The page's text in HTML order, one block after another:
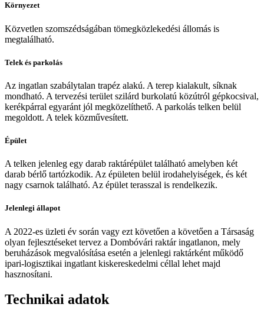
Környezet
Közvetlen szomszédságában tömegközlekedési állomás is
megtalálható.
Telek és parkolás
Az ingatlan szabálytalan trapéz alakú. A terep kialakult, síknak
mondható. A tervezési terület szilárd burkolatú közútról gépkocsival,
kerékpárral egyaránt jól megközelíthető. A parkolás telken belül
megoldott. A telek közművesített.
Épület
A telken jelenleg egy darab raktárépület található amelyben két
darab bérlő tartózkodik. Az épületen belül irodahelyiségek, és két
nagy csarnok található. Az épület terasszal is rendelkezik.
Jelenlegi állapot
A 2022-es üzleti év során vagy ezt követően a követően a Társaság
olyan fejlesztéseket tervez a Dombóvári raktár ingatlanon, mely
beruházások megvalósítása esetén a jelenlegi raktárként működő
ipari-logisztikai ingatlant kiskereskedelmi céllal lehet majd
hasznosítani.
Technikai adatok